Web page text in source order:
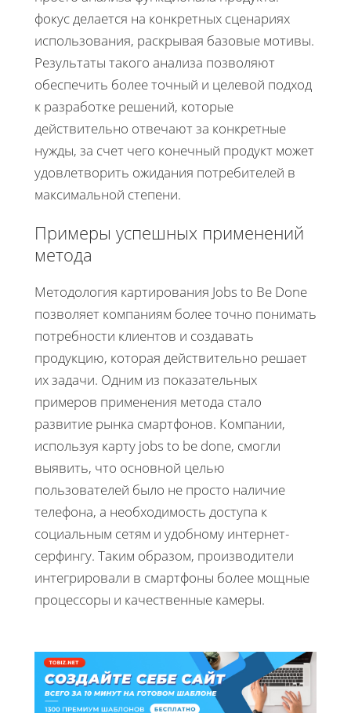
фокус делается на конкретных сценариях
использования, раскрывая базовые мотивы.
Результаты такого анализа позволяют
обеспечить более точный и целевой подход
к разработке решений, которые
действительно отвечают за конкретные
нужды, за счет чего конечный продукт может
удовлетворить ожидания потребителей в
максимальной степени.
Примеры успешных применений
метода
Методология картирования Jobs to Be Done
позволяет компаниям более точно понимать
потребности клиентов и создавать
продукцию, которая действительно решает
их задачи. Одним из показательных
примеров применения метода стало
развитие рынка смартфонов. Компании,
используя карту jobs to be done, смогли
выявить, что основной целью
пользователей было не просто наличие
телефона, а необходимость доступа к
социальным сетям и удобному интернет-
серфингу. Таким образом, производители
интегрировали в смартфоны более мощные
процессоры и качественные камеры.